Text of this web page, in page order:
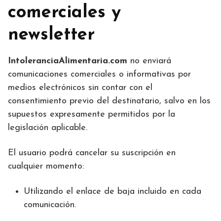
comerciales y
newsletter
IntoleranciaAlimentaria.com no enviará
comunicaciones comerciales o informativas por
medios electrónicos sin contar con el
consentimiento previo del destinatario, salvo en los
supuestos expresamente permitidos por la
legislación aplicable.
El usuario podrá cancelar su suscripción en
cualquier momento:
Utilizando el enlace de baja incluido en cada
comunicación.